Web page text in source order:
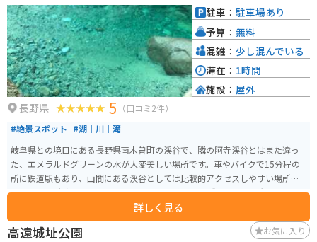
て立ち寄るのも良いでしょう。周辺には、美しい山岳道路や峠道が多く、バ
イクツーリングにもおすすめのエリアです。 木曽ならかわ周辺には、奈良井
宿や妻籠宿といった歴史的な宿場町があります。江戸時代の面影を残す街並
みを散策したり、古い町家を改装したカフェで休憩したりするのも良いでし
ょう。また、温泉地としても知られており、日帰り温泉施設も充実していま
す。
長野県 5 （口コミ2件）
#絶景スポット #湖｜川｜滝
岐阜県との境目にある長野県南木曽町の渓谷で、隣の阿寺渓谷とはまた違っ
た、エメラルドグリーンの水が大変美しい場所です。車やバイクで15分程の
所に鉄道駅もあり、山間にある渓谷としては比較的アクセスしやすい場所に
あります。 駐車場は渓谷の入り口である恋路のつり橋周辺に2ヶ所、トイレも
あります。トイレと食事は渓谷の宿いちかわでも可能。清水と山菜を使用し
たそばが美味しいです。 駐車場に車もしくはバイクを駐め、つり橋からは徒
歩での移動となります。恋路のつり橋から最も水の色が濃く美しい黒渕まで
詳しく見る
駐車： 駐車場あり
予算： 無料
混雑： 少し混んでいる
滞在： 1時間
施設： 屋外
高遠城址公園 お気に入り